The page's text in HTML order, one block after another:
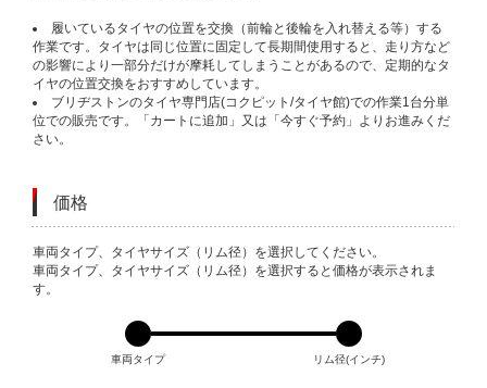
履いているタイヤの位置を交換（前輪と後輪を入れ替える等）する
作業です。タイヤは同じ位置に固定して長期間使用すると、走り方など
の影響により一部分だけが摩耗してしまうことがあるので、定期的なタ
イヤの位置交換をおすすめしています。
ブリヂストンのタイヤ専門店(コクピット/タイヤ館)での作業1台分単
位での販売です。「カートに追加」又は「今すぐ予約」よりお進みくだ
さい。
価格
VARIATIONS
車両タイプ、タイヤサイズ（リム径）を選択してください。
車両タイプ、タイヤサイズ（リム径）を選択すると価格が表示されま
す。
車両タイプ リム径(インチ)